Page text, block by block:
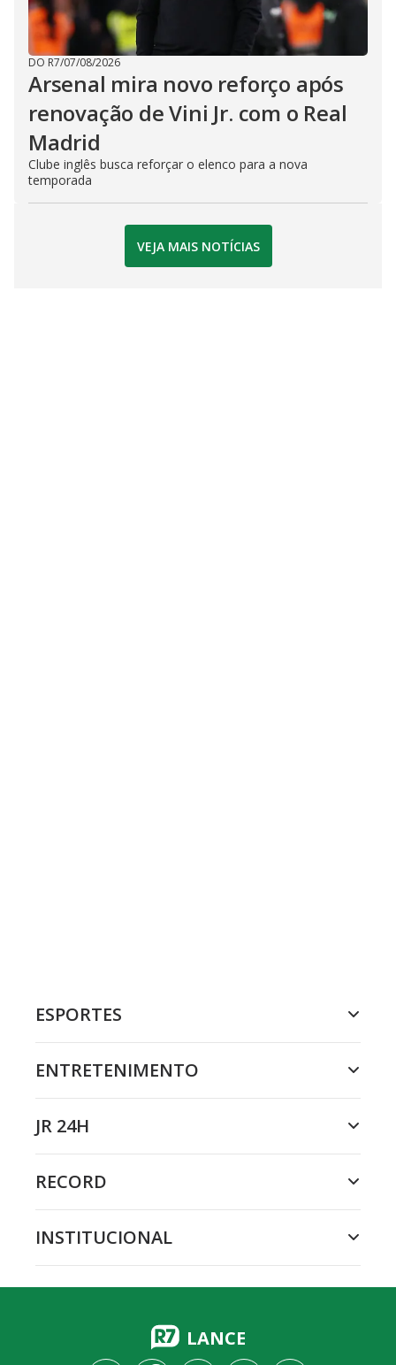
DO R7/07/08/2026
Arsenal mira novo reforço após
renovação de Vini Jr. com o Real
Madrid
Clube inglês busca reforçar o elenco para a nova
temporada
VEJA MAIS NOTÍCIAS
ESPORTES
ENTRETENIMENTO
JR 24H
RECORD
INSTITUCIONAL
LANCE